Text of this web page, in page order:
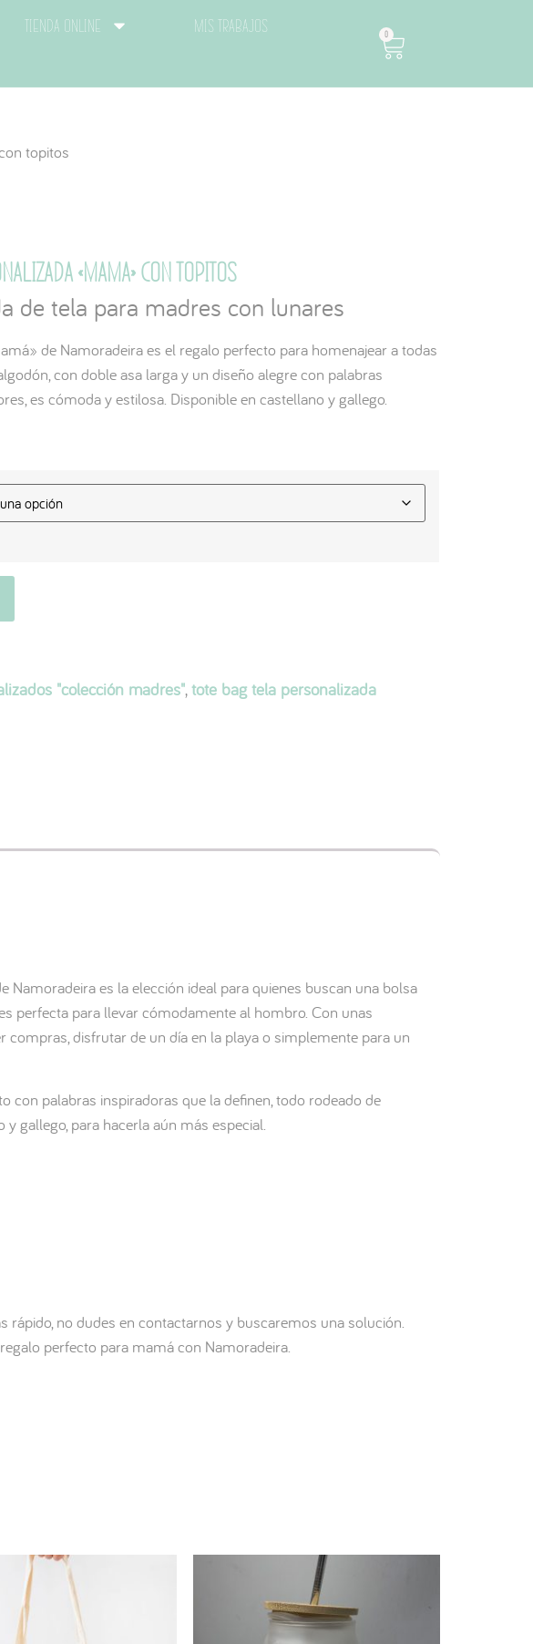
Tienda Online Mis trabajos 0
topitos
«mama» con topitos
de tela para madres con lunares
de Namoradeira es el regalo perfecto para homenajear a todas
con doble asa larga y un diseño alegre con palabras
es cómoda y estilosa. Disponible en castellano y gallego.
"colección madres",tote bag tela personalizada
es la elección ideal para quienes buscan una bolsa
perfecta para llevar cómodamente al hombro. Con unas
disfrutar de un día en la playa o simplemente para un
con palabras inspiradoras que la definen, todo rodeado de
gallego, para hacerla aún más especial.
no dudes en contactarnos y buscaremos una solución.
perfecto para mamá con Namoradeira.